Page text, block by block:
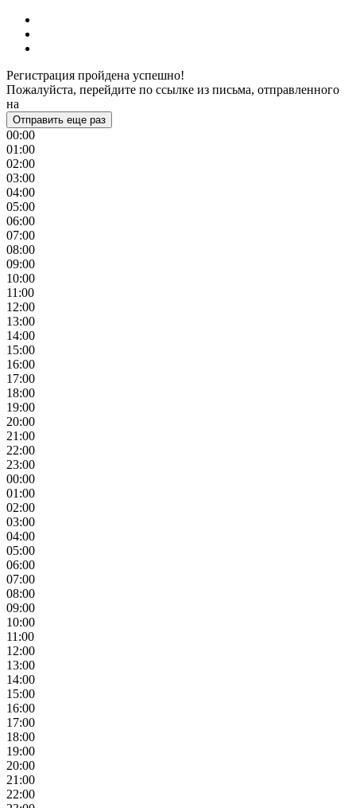
Регистрация пройдена успешно!
Пожалуйста, перейдите по ссылке из письма, отправленного
на
Отправить еще раз
00:00
01:00
02:00
03:00
04:00
05:00
06:00
07:00
08:00
09:00
10:00
11:00
12:00
13:00
14:00
15:00
16:00
17:00
18:00
19:00
20:00
21:00
22:00
23:00
00:00
01:00
02:00
03:00
04:00
05:00
06:00
07:00
08:00
09:00
10:00
11:00
12:00
13:00
14:00
15:00
16:00
17:00
18:00
19:00
20:00
21:00
22:00